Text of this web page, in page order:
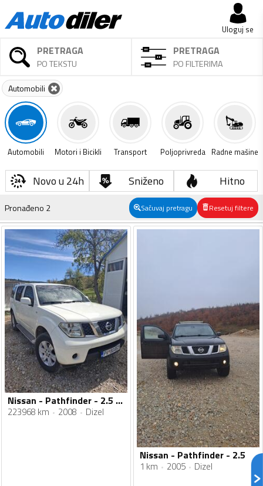
Uloguj se
PRETRAGA
PO TEKSTU
PRETRAGA
PO FILTERIMA
Automobili
Automobili Motori i Bicikli Transport Poljoprivreda Radne mašine
Novo u 24h Sniženo Hitno
Pronađeno 2 Sačuvaj pretragu Resetuj filtere
Nissan - Pathfinder - 2.5 dci
223968 km 2008 Dizel
Nissan - Pathfinder - 2.5
1 km 2005 Dizel